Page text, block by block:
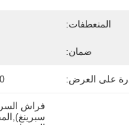
المنعطفات:
ضمان:
على العرض: